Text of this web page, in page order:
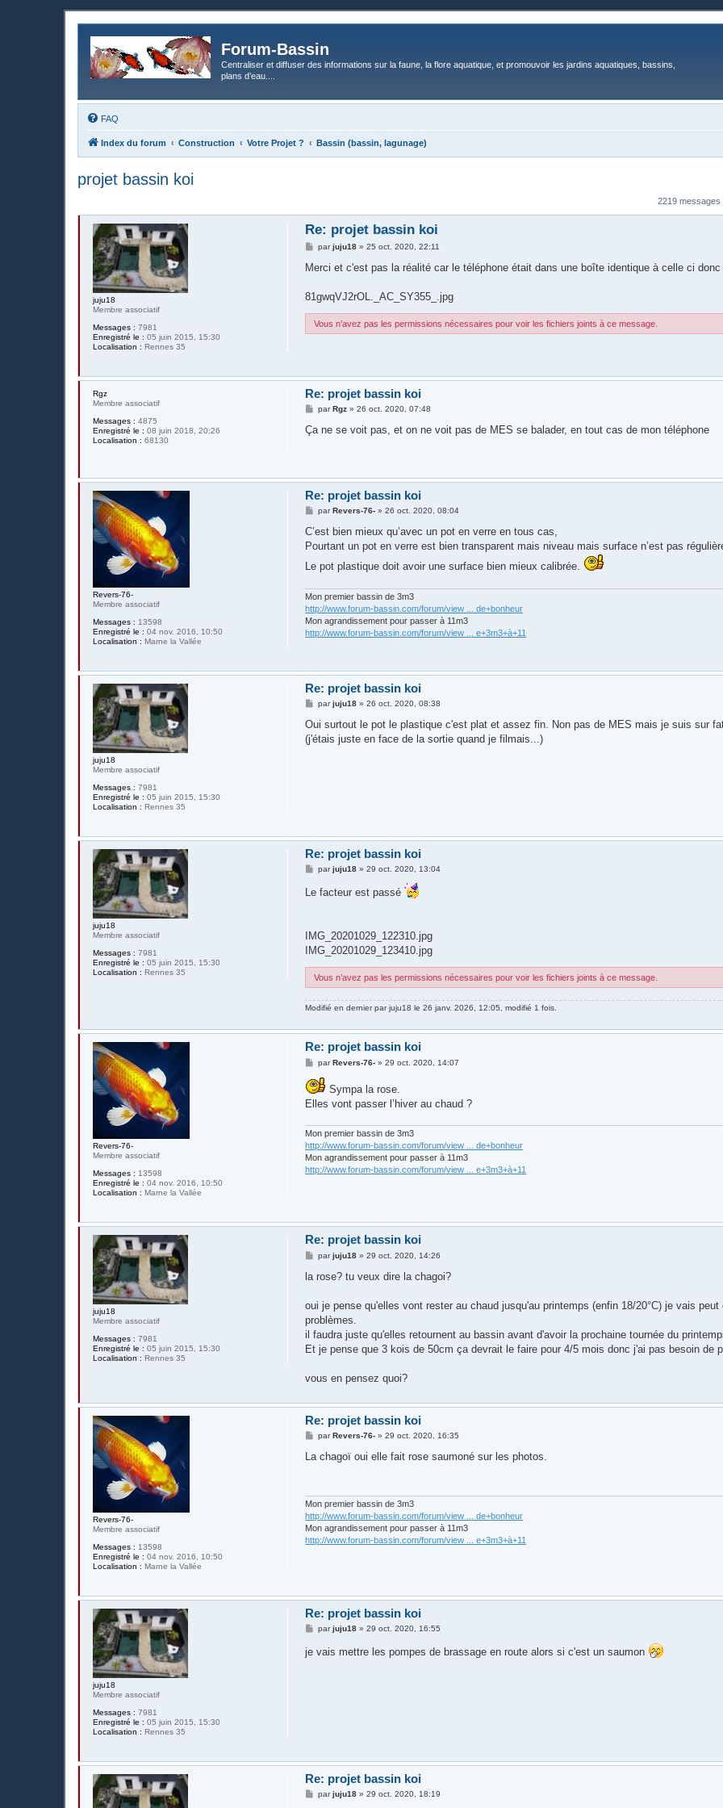
Forum-Bassin
Centraliser et diffuser des informations sur la faune, la flore aquatique, et promouvoir les jardins aquatiques, bassins,
plans d’eau....
FAQ
Index du forum Construction Votre Projet ? Bassin (bassin, lagunage)
projet bassin koi
2219 messages
juju18
Membre associatif
Messages : 7981
Enregistré le : 05 juin 2015, 15:30
Localisation : Rennes 35
Re: projet bassin koi
M
s
g
e
parjuju18 »25 oct. 2020, 22:11
Merci et c'est pas la réalité car le téléphone était dans une boîte identique à celle ci donc
81gwqVJ2rOL._AC_SY355_.jpg
Vous n’avez pas les permissions nécessaires pour voir les fichiers joints à ce message.
Rgz
Membre associatif
Messages : 4875
Enregistré le : 08 juin 2018, 20:26
Localisation : 68130
Re: projet bassin koi
M
s
parRgz »26 oct. 2020, 07:48
Ça ne se voit pas, et on ne voit pas de MES se balader, en tout cas de mon téléphone
Revers-76-
Membre associatif
Messages : 13598
Enregistré le : 04 nov. 2016, 10:50
Localisation : Marne la Vallée
Re: projet bassin koi
M
s
a
e
parRevers-76- »26 oct. 2020, 08:04
C’est bien mieux qu’avec un pot en verre en tous cas,
Pourtant un pot en verre est bien transparent mais niveau mais surface n’est pas
Le pot plastique doit avoir une surface bien mieux calibrée.
Mon premier bassin de 3m3
http://www.forum-bassin.com/forum/view ... de+bonheur
Mon agrandissement pour passer à 11m3
http://www.forum-bassin.com/forum/view ... e+3m3+à+11
juju18
Membre associatif
Messages : 7981
Enregistré le : 05 juin 2015, 15:30
Localisation : Rennes 35
Re: projet bassin koi
M
s
a
parjuju18 »26 oct. 2020, 08:38
Oui surtout le pot le plastique c'est plat et assez fin. Non pas de MES mais je suis sur
(j'étais juste en face de la sortie quand je filmais...)
juju18
Membre associatif
Messages : 7981
Enregistré le : 05 juin 2015, 15:30
Localisation : Rennes 35
Re: projet bassin koi
M
s
parjuju18 »29 oct. 2020, 13:04
Le facteur est passé
IMG_20201029_122310.jpg
IMG_20201029_123410.jpg
Vous n’avez pas les permissions nécessaires pour voir les fichiers joints à ce message.
Modifié en dernier parjuju18 le 26 janv. 2026, 12:05, modifié 1 fois.
Revers-76-
Membre associatif
Messages : 13598
Enregistré le : 04 nov. 2016, 10:50
Localisation : Marne la Vallée
Re: projet bassin koi
M
s
s
a
g
parRevers-76- »29 oct. 2020, 14:07
Sympa la rose.
Elles vont passer l’hiver au chaud ?
Mon premier bassin de 3m3
http://www.forum-bassin.com/forum/view ... de+bonheur
Mon agrandissement pour passer à 11m3
http://www.forum-bassin.com/forum/view ... e+3m3+à+11
juju18
Membre associatif
Messages : 7981
Enregistré le : 05 juin 2015, 15:30
Localisation : Rennes 35
Re: projet bassin koi
M
s
g
parjuju18 »29 oct. 2020, 14:26
la rose? tu veux dire la chagoi?
oui je pense qu'elles vont rester au chaud jusqu'au printemps (enfin 18/20°C) je vais
problèmes.
il faudra juste qu'elles retournent au bassin avant d'avoir la prochaine tournée du
Et je pense que 3 kois de 50cm ça devrait le faire pour 4/5 mois donc j'ai pas besoin de
vous en pensez quoi?
Revers-76-
Membre associatif
Messages : 13598
Enregistré le : 04 nov. 2016, 10:50
Localisation : Marne la Vallée
Re: projet bassin koi
M
s
parRevers-76- »29 oct. 2020, 16:35
La chagoï oui elle fait rose saumoné sur les photos.
Mon premier bassin de 3m3
http://www.forum-bassin.com/forum/view ... de+bonheur
Mon agrandissement pour passer à 11m3
http://www.forum-bassin.com/forum/view ... e+3m3+à+11
juju18
Membre associatif
Messages : 7981
Enregistré le : 05 juin 2015, 15:30
Localisation : Rennes 35
Re: projet bassin koi
M
s
parjuju18 »29 oct. 2020, 16:55
je vais mettre les pompes de brassage en route alors si c'est un saumon
Re: projet bassin koi
Mparjuju18 »29 oct. 2020, 18:19